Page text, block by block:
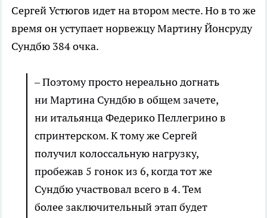
Сергей Устюгов идет на втором месте. Но в то же
время он уступает норвежцу Мартину Йонсруду
Сундбю 384 очка.
– Поэтому просто нереально догнать
ни Мартина Сундбю в общем зачете,
ни итальянца Федерико Пеллегрино в
спринтерском. К тому же Сергей
получил колоссальную нагрузку,
пробежав 5 гонок из 6, когда тот же
Сундбю участвовал всего в 4. Тем
более заключительный этап будет